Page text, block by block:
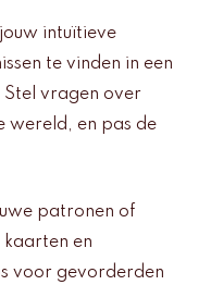
intuïtieve
te vinden in een
Stel vragen over
wereld, en pas de
patronen of
kaarten en
voor gevorderden